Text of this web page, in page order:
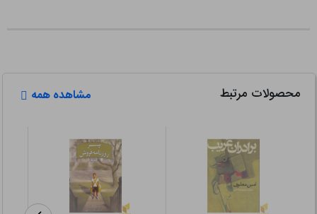
محصولات مرتبط مشاهده همه